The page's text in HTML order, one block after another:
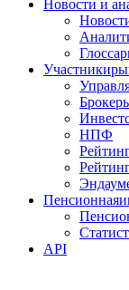
Новости и
Участники
НПФ
Пенсионная
API